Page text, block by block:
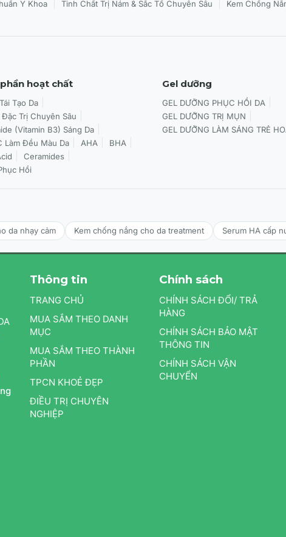
Y Khoa Tinh Chất Trị Nám & Sắc Tố Chuyên Sâu Kem Chống
hoạt chất
Tạo Da
Trị Chuyên Sâu
(Vitamin B3) Sáng Da
Làm Đều Màu Da
AHA
BHA
Ceramides
Hồi
Gel dưỡng
GEL DƯỠNG PHỤC HỒI DA
GEL DƯỠNG TRỊ MỤN
GEL DƯỠNG LÀM SÁNG TRẺ
da nhạy cảm Kem chống nắng cho da treatment Serum HA cấp
Thông tin
TRANG CHỦ
MUA SẮM THEO DANH
MỤC
MUA SẮM THEO THÀNH
PHẦN
TPCN KHOẺ ĐẸP
ĐIỀU TRỊ CHUYÊN
NGHIỆP
Chính sách
CHÍNH SÁCH ĐỔI/ TRẢ
HÀNG
CHÍNH SÁCH BẢO MẬT
THÔNG TIN
CHÍNH SÁCH VẬN
CHUYỂN